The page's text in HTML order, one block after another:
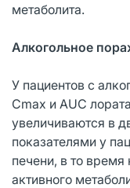
метаболита.
Алкогольное
У пациентов с
Сmax и AUС
увеличиваются в
показателями у
печени, в то
активного